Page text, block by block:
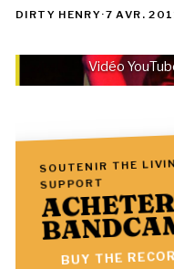
DIRTY HENRY·7 AVR.
Vidéo
SOUTENIR THE
SUPPORT
BUY THE